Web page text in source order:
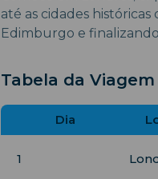
até as cidades
Edimburgo e
Tabela da Viagem
Dia
1